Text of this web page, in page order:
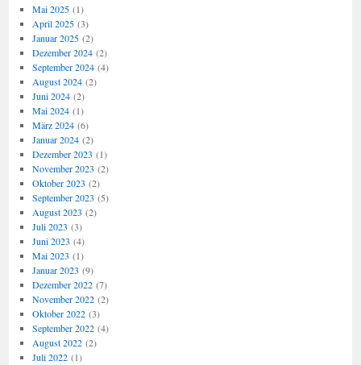
Mai 2025(1)
April 2025(3)
Januar 2025(2)
Dezember 2024(2)
September 2024(4)
August 2024(2)
Juni 2024(2)
Mai 2024(1)
März 2024(6)
Januar 2024(2)
Dezember 2023 (1)
November 2023 (2)
Oktober 2023 (2)
September 2023 (5)
August 2023 (2)
Juli 2023 (3)
Juni 2023 (4)
Mai 2023 (1)
Januar 2023 (9)
Dezember 2022(7)
November 2022(2)
Oktober 2022(3)
September 2022(4)
August 2022(2)
Juli 2022(1)